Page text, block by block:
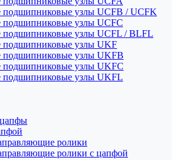
подшипниковые узлы UCFB / UCFK
узлы UCFC
подшипниковые узлы UCFL / BLFL
подшипниковые узлы UKF
подшипниковые узлы UKFB
подшипниковые узлы UKFC
подшипниковые узлы UKFL
ролики
ролики с цапфой